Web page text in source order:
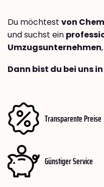
Du möchtest von
und suchst ein
Umzugsunternehmen
Dann bist du bei uns
Transparente Preise
Günstiger Service